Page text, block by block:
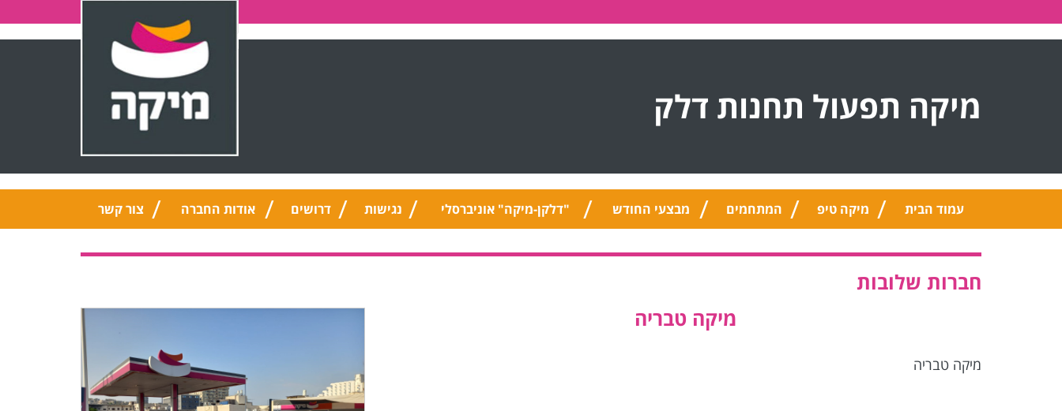
מיקה תפעול תחנות דלק
עמוד הבית מיקה טיפ המתחמים מבצעי החודש "דלקן-מיקה" אוניברסלי נגישות דרושים אודות החברה צור קשר
חברות שלובות
מיקה טבריה
מיקה טבריה